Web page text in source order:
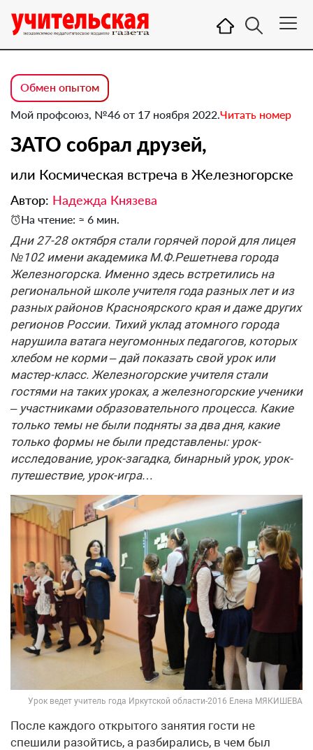
Обмен опытом
Мой профсоюз, №46 от 17 ноября 2022.Читать номер
ЗАТО собрал друзей,
или Космическая встреча в Железногорске
Автор: Надежда Князева
На чтение: ≈ 6 мин.
Дни 27-28 октября стали горячей порой для лицея
№102 имени академика М.Ф.Решетнева города
Железногорска. Именно здесь встретились на
региональной школе учителя года разных лет и из
разных районов Красноярского края и даже других
регионов России. Тихий уклад атомного города
нарушила ватага неугомонных педагогов, которых
хлебом не корми – дай показать свой урок или
мастер-класс. Железногорские учителя стали
гостями на таких уроках, а железногорские ученики
– участниками образовательного процесса. Какие
только темы не были подняты за два дня, какие
только формы не были представлены: урок-
исследование, урок-загадка, бинарный урок, урок-
путешествие, урок-игра…
Урок ведет учитель года Иркутской области-2016 Елена МЯКИШЕВА
После каждого открытого занятия гости не
спешили разойтись, а разбирались, в чем был